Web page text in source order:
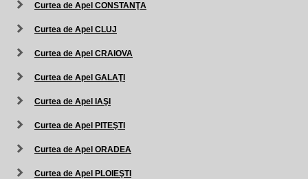
Curtea de Apel CONSTANŢA
Curtea de Apel CLUJ
Curtea de Apel CRAIOVA
Curtea de Apel GALAŢI
Curtea de Apel IAŞI
Curtea de Apel PITEŞTI
Curtea de Apel ORADEA
Curtea de Apel PLOIEŞTI